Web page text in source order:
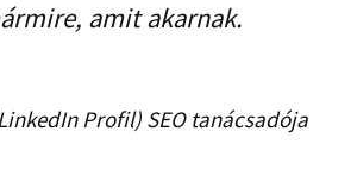
amit akarnak.
Profil) SEO tanácsadója